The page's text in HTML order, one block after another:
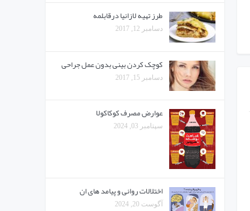
طرز تهیه لازانیا درقابلمه
دسامبر 12, 2017
کوچک کردن بینی بدون عمل جراحی
دسامبر 15, 2017
عوارض مصرف کوکاکولا
سپتامبر 03, 2024
اختلالات روانی و پیامد های ان
آگوست 20, 2024